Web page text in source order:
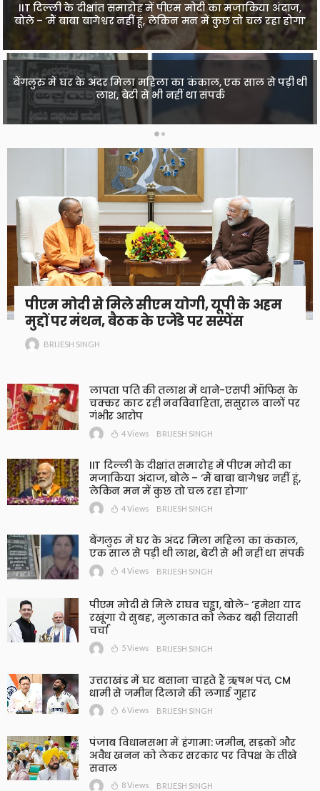
IIT दिल्ली के दीक्षांत समारोह में पीएम मोदी का मजाकिया अंदाज,
बोले – ‘मैं बाबा बागेश्वर नहीं हूं, लेकिन मन में कुछ तो चल रहा होगा’
बेंगलुरु में घर के अंदर मिला महिला का कंकाल, एक साल से पड़ी थी
लाश, बेटी से भी नहीं था संपर्क
पंजाब विधानसभा में हंगामा: जमीन, सड़कों और अवैध खनन को
लेकर सरकार पर विपक्ष के तीखे सवाल
अतीक के बेटे अबान को आज किया जाएगा सुपुर्द-ए-खाक, अली-उमर
को मिली पैरोल, शाइस्ता परवीन पर टिकी नजर
पीएम मोदी से मिले सीएम योगी, यूपी के अहम
मुद्दों पर मंथन, बैठक के एजेंडे पर सस्पेंस
BRIJESH SINGH
लापता पति की तलाश में थाने-एसपी ऑफिस के
चक्कर काट रही नवविवाहिता, ससुराल वालों पर
गंभीर आरोप
4 Views BRIJESH SINGH
IIT दिल्ली के दीक्षांत समारोह में पीएम मोदी का
मजाकिया अंदाज, बोले – ‘मैं बाबा बागेश्वर नहीं हूं,
लेकिन मन में कुछ तो चल रहा होगा’
4 Views BRIJESH SINGH
बेंगलुरु में घर के अंदर मिला महिला का कंकाल,
एक साल से पड़ी थी लाश, बेटी से भी नहीं था संपर्क
4 Views BRIJESH SINGH
पीएम मोदी से मिले राघव चड्ढा, बोले- ‘हमेशा याद
रखूंगा ये सुबह’, मुलाकात को लेकर बढ़ी सियासी
चर्चा
5 Views BRIJESH SINGH
उत्तराखंड में घर बसाना चाहते हैं ऋषभ पंत, CM
धामी से जमीन दिलाने की लगाई गुहार
6 Views BRIJESH SINGH
पंजाब विधानसभा में हंगामा: जमीन, सड़कों और
अवैध खनन को लेकर सरकार पर विपक्ष के तीखे
सवाल
8 Views BRIJESH SINGH